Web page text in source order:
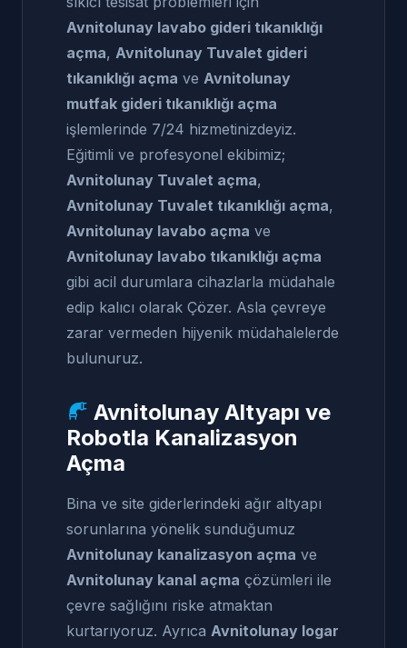
Avnitolunay lavabo gideri tıkanıklığı
açma, Avnitolunay Tuvalet gideri
tıkanıklığı açma ve Avnitolunay
mutfak gideri tıkanıklığı açma
işlemlerinde 7/24 hizmetinizdeyiz.
Eğitimli ve profesyonel ekibimiz;
Avnitolunay Tuvalet açma,
Avnitolunay Tuvalet tıkanıklığı açma,
Avnitolunay lavabo açma ve
Avnitolunay lavabo tıkanıklığı açma
gibi acil durumlara cihazlarla müdahale
edip kalıcı olarak Çözer. Asla çevreye
zarar vermeden hijyenik müdahalelerde
bulunuruz.
Avnitolunay Altyapı ve
Robotla Kanalizasyon
Açma
Bina ve site giderlerindeki ağır altyapı
sorunlarına yönelik sunduğumuz
Avnitolunay kanalizasyon açma ve
Avnitolunay kanal açma çözümleri ile
çevre sağlığını riske atmaktan
kurtarıyoruz. Ayrıca Avnitolunay logar